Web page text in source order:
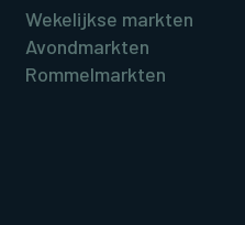
Wekelijkse markten
Avondmarkten
Rommelmarkten